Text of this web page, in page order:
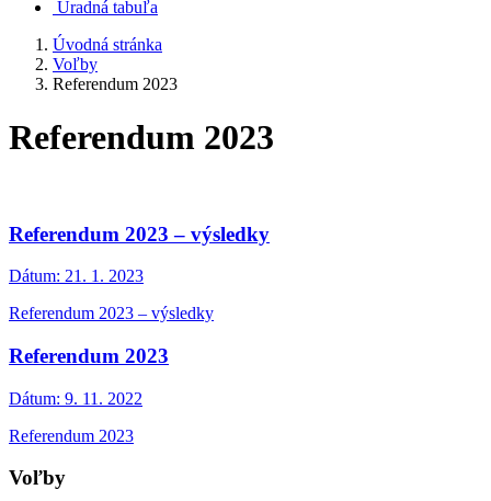
Úradná tabuľa
Úvodná stránka
Voľby
Referendum 2023
Referendum 2023
Referendum 2023 – výsledky
Dátum: 21. 1. 2023
Referendum 2023 – výsledky
Referendum 2023
Dátum: 9. 11. 2022
Referendum 2023
Voľby